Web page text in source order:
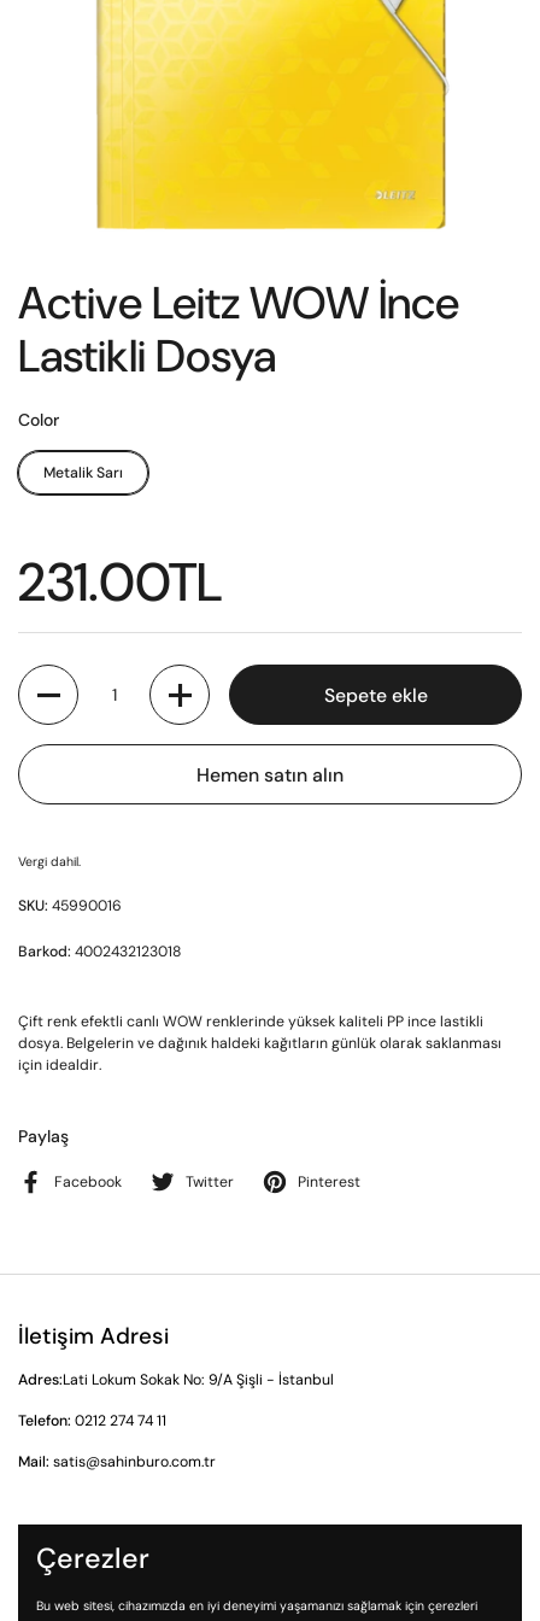
Active Leitz WOW İnce
Lastikli Dosya
Color
Metalik Sarı
231.00TL
Miktar
Sepete ekle
Hemen satın alın
Vergi dahil.
SKU: 45990016
Barkod: 4002432123018
Çift renk efektli canlı WOW renklerinde yüksek kaliteli PP ince lastikli
dosya. Belgelerin ve dağınık haldeki kağıtların günlük olarak saklanması
için idealdir.
Paylaş
Facebook Twitter Pinterest
İletişim Adresi
Adres:Lati Lokum Sokak No: 9/A Şişli - İstanbul
Telefon: 0212 274 74 11
Mail: satis@sahinburo.com.tr
Gizlilik Sözleşmesi
Ön Bilgilendirme Formu
Çerezler
Bu web sitesi, cihazımızda en iyi deneyimi yaşamanızı sağlamak için çerezleri